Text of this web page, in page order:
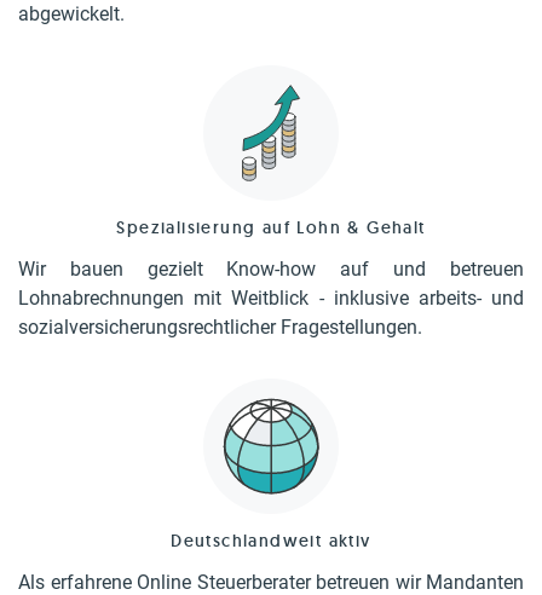
abgewickelt.
Spezialisierung auf Lohn & Gehalt
Wir bauen gezielt Know-how auf und betreuen
Lohnabrechnungen mit Weitblick - inklusive arbeits- und
sozialversicherungsrechtlicher Fragestellungen.
Deutschlandweit aktiv
Als erfahrene Online Steuerberater betreuen wir Mandanten